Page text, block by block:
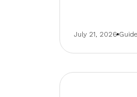
July 21, 2026